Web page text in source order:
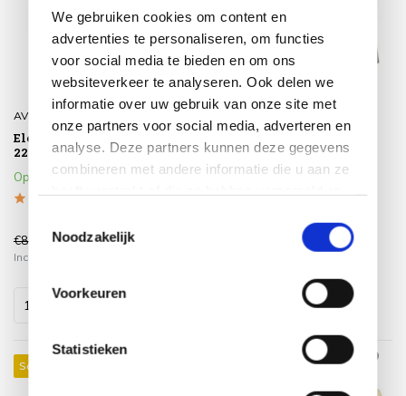
We gebruiken cookies om content en
advertenties te personaliseren, om functies
voor social media te bieden en om ons
websiteverkeer te analyseren. Ook delen we
informatie over uw gebruik van onze site met
onze partners voor social media, adverteren en
analyse. Deze partners kunnen deze gegevens
combineren met andere informatie die u aan ze
Noodzakelijk
Voorkeuren
Statistieken
AVH-Collectie
Elephant tuinbank
220x61xH91 cm teak
Op voorraad
€875,00 €699,00
Incl. btw
Barolo 3-zitsbank
verstelbaar aluminium
latte
Op voorraad
€849,00
Sale 45%